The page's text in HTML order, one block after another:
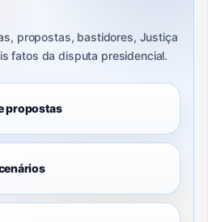
propostas, bastidores, Justiça
fatos da disputa presidencial.
propostas